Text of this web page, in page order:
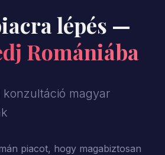
lépés —
Romániába
konzultáció magyar
piacot, hogy magabiztosan